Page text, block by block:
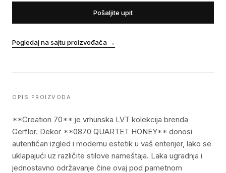
Pošaljite upit
Pogledaj na sajtu proizvođača →
OPIS PROIZVODA
**Creation 70** je vrhunska LVT kolekcija brenda
Gerflor. Dekor **0870 QUARTET HONEY** donosi
autentičan izgled i modernu estetik u vaš enterijer, lako se
uklapajući uz različite stilove nameštaja. Laka ugradnja i
jednostavno održavanje čine ovaj pod pametnom